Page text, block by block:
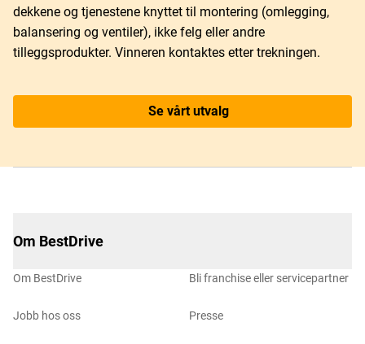
dekkene og tjenestene knyttet til montering (omlegging,
balansering og ventiler), ikke felg eller andre
tilleggsprodukter. Vinneren kontaktes etter trekningen.
Se vårt utvalg
Om BestDrive
Om BestDrive
Jobb hos oss
Bli franchise eller servicepartner
Presse